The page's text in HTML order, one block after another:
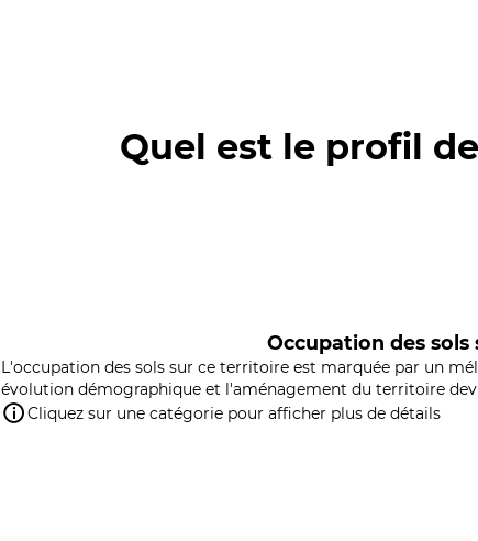
Quel est le profil
Occupation des sols
L'occupation des sols sur ce territoire est marquée par un
évolution démographique et l'aménagement du territoire
Cliquez sur une catégorie pour afficher plus de détails